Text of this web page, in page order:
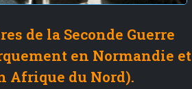
de la Seconde Guerre
en Normandie et
Afrique du Nord).